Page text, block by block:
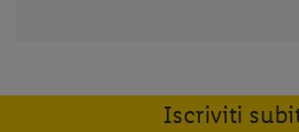
Iscriviti